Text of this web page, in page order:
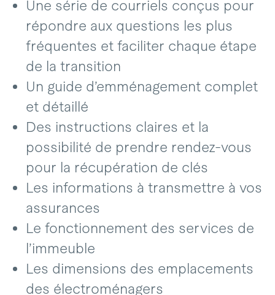
Une série de courriels conçus pour
répondre aux questions les plus
fréquentes et faciliter chaque étape
de la transition
Un guide d’emménagement complet
et détaillé
Des instructions claires et la
possibilité de prendre rendez-vous
pour la récupération de clés
Les informations à transmettre à vos
assurances
Le fonctionnement des services de
l’immeuble
Les dimensions des emplacements
des électroménagers